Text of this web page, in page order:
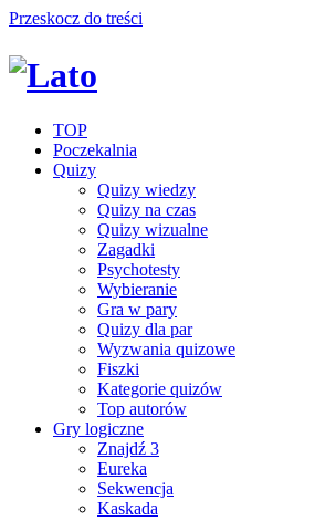
Przeskocz do treści
TOP
Poczekalnia
Quizy
Quizy wiedzy
Quizy na czas
Quizy wizualne
Zagadki
Psychotesty
Wybieranie
Gra w pary
Quizy dla par
Wyzwania quizowe
Fiszki
Kategorie quizów
Top autorów
Gry logiczne
Znajdź 3
Eureka
Sekwencja
Kaskada